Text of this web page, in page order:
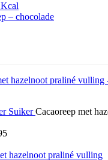
– chocolade
SuikerCacaoreep met